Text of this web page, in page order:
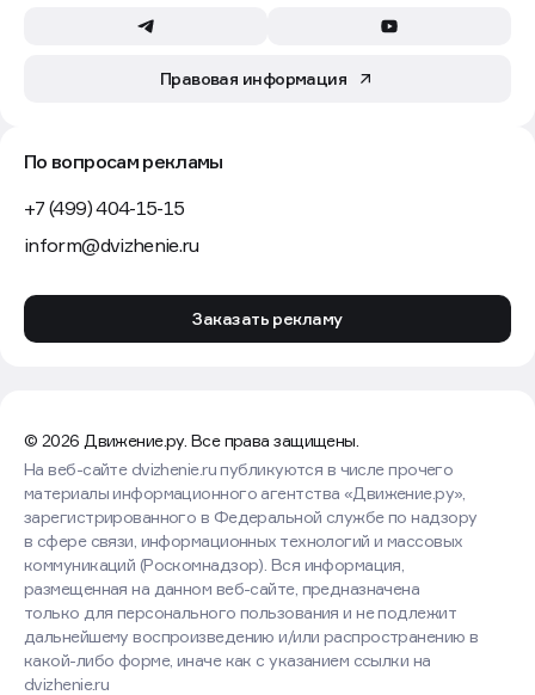
Правовая информация
По вопросам рекламы
+7 (499) 404-15-15
inform@dvizhenie.ru
Заказать рекламу
© 2026 Движение.ру. Все права защищены.
На веб-сайте dvizhenie.ru публикуются в числе прочего
материалы информационного агентства «Движение.ру»,
зарегистрированного в Федеральной службе по надзору
в сфере связи, информационных технологий и массовых
коммуникаций (Роскомнадзор). Вся информация,
размещенная на данном веб-сайте, предназначена
только для персонального пользования и не подлежит
дальнейшему воспроизведению и/или распространению в
какой-либо форме, иначе как с указанием ссылки на
dvizhenie.ru